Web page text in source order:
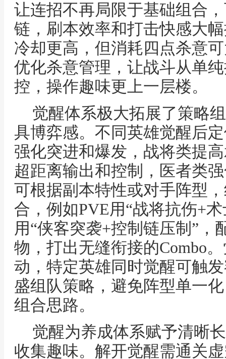
让连招不再局限于基础组合
链，刷本效率和打击快感大
冷却更高，但消耗四点杀意
优化杀意管理，让战斗从单
控，操作趣味更上一层楼。
觉醒体系极大拓展了策略
具博弈感。不同英雄觉醒后
强化突进和爆发，战将类提
超距离输出和控制，医者类
可根据副本特性或对手阵型
合，例如PVE用“战将抗伤+
用“侠客突袭+控制链压制”，
物，打出无缝衔接的Combo
动，特定英雄同时觉醒可触
盛组队策略，避免阵型单一
组合思路。
觉醒为养成体系赋予清晰
收集趣味。解开觉醒需通关